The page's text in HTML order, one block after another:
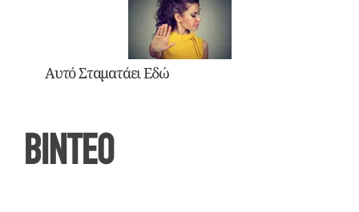
Αυτό Σταματάει Εδώ
ΒΙΝΤΕΟ